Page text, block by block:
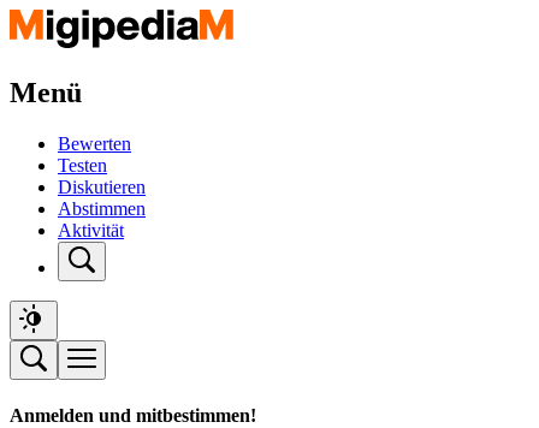
Menü
Bewerten
Testen
Diskutieren
Abstimmen
Aktivität
Anmelden und mitbestimmen!